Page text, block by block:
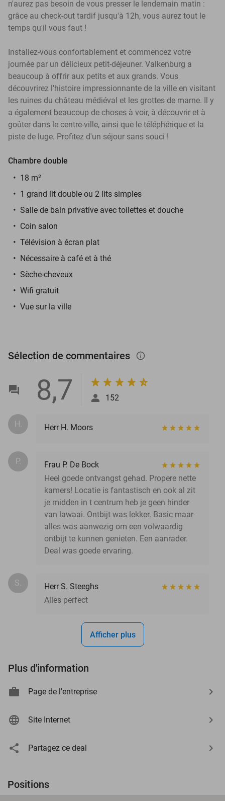
n'aurez pas besoin de vous presser le lendemain matin :
grâce au check-out tardif jusqu'à 12h, vous aurez tout le
temps qu'il vous faut !
Installez-vous confortablement et commencez votre
journée par un délicieux petit-déjeuner. Valkenburg a
beaucoup à offrir aux petits et aux grands. Vous
découvrirez l'histoire impressionnante de la ville en visitant
les ruines du château médiéval et les grottes de marne. Il y
a également beaucoup de choses à voir, à découvrir et à
goûter dans le centre-ville, ainsi que le téléphérique et la
piste de luge. Profitez d'un séjour sans souci !
Chambre double
18 m²
1 grand lit double ou 2 lits simples
Salle de bain privative avec toilettes et douche
Coin salon
Télévision à écran plat
Nécessaire à café et à thé
Sèche-cheveux
Wifi gratuit
Vue sur la ville
Sélection de commentaires info_outlined
8,7 152
H. Herr H. Moors
P.
Frau P. De Bock
Heel goede ontvangst gehad. Propere nette
kamers! Locatie is fantastisch en ook al zit
je midden in t centrum heb je geen hinder
van lawaai. Ontbijt was lekker. Basic maar
alles was aanwezig om een volwaardig
ontbijt te kunnen genieten. Een aanrader.
Deal was goede ervaring.
S.
Herr S. Steeghs
Alles perfect
Afficher plus
Plus d'information
Page de l'entreprise
Site Internet
Partagez ce deal
Positions